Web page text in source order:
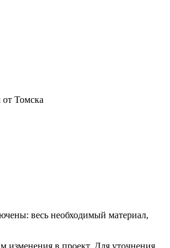
от Томска
весь необходимый материал,